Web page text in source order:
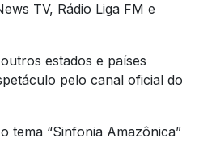
TV, Rádio Liga FM e
estados e países
pelo canal oficial do
tema “Sinfonia Amazônica”